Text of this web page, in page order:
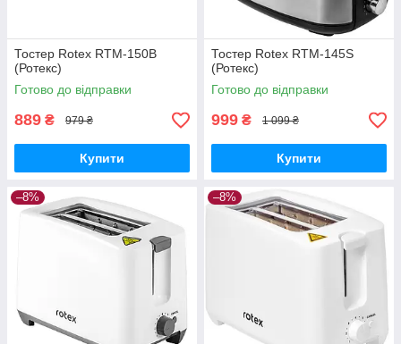
Тостер Rotex RTM-150В
(Ротекс)
Готово до відправки
889 ₴ 979 ₴
Купити
Тостер Rotex RTM-145S
(Ротекс)
Готово до відправки
999 ₴ 1 099 ₴
Купити
–8% –8%